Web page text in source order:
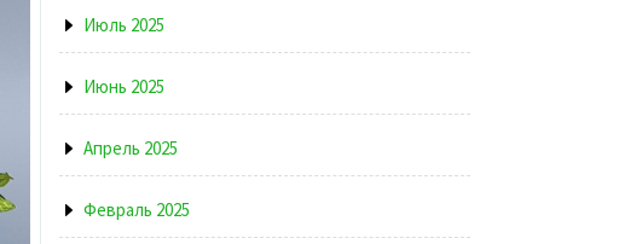
Июль 2025
Июнь 2025
Апрель 2025
Февраль 2025